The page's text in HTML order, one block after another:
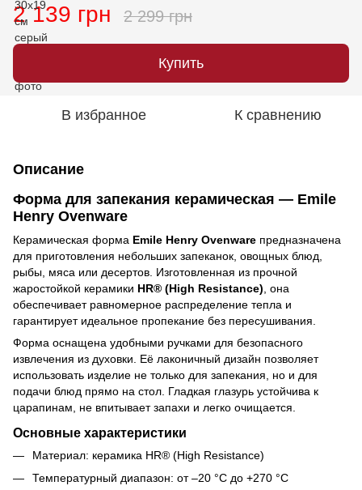
2 139 грн 2 299 грн
Купить
В избранное К сравнению
Описание
Форма для запекания керамическая — Emile
Henry Ovenware
Керамическая форма Emile Henry Ovenware предназначена
для приготовления небольших запеканок, овощных блюд,
рыбы, мяса или десертов. Изготовленная из прочной
жаростойкой керамики HR® (High Resistance) , она
обеспечивает равномерное распределение тепла и
гарантирует идеальное пропекание без пересушивания.
Форма оснащена удобными ручками для безопасного
извлечения из духовки. Её лаконичный дизайн позволяет
использовать изделие не только для запекания, но и для
подачи блюд прямо на стол. Гладкая глазурь устойчива к
царапинам, не впитывает запахи и легко очищается.
Основные характеристики
Материал: керамика HR® (High Resistance)
Температурный диапазон: от –20 °C до +270 °C